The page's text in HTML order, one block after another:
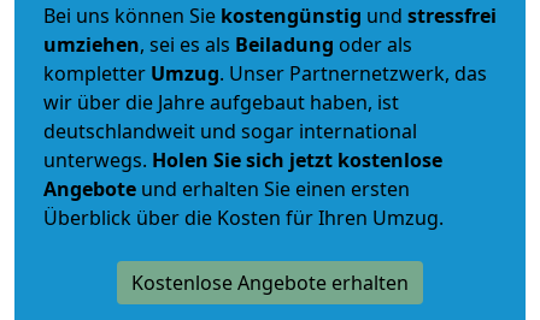
Bei uns können Sie kostengünstig und stressfrei
umziehen, sei es als Beiladung oder als
kompletter Umzug. Unser Partnernetzwerk, das
wir über die Jahre aufgebaut haben, ist
deutschlandweit und sogar international
unterwegs. Holen Sie sich jetzt kostenlose
Angebote und erhalten Sie einen ersten
Überblick über die Kosten für Ihren Umzug.
Kostenlose Angebote erhalten